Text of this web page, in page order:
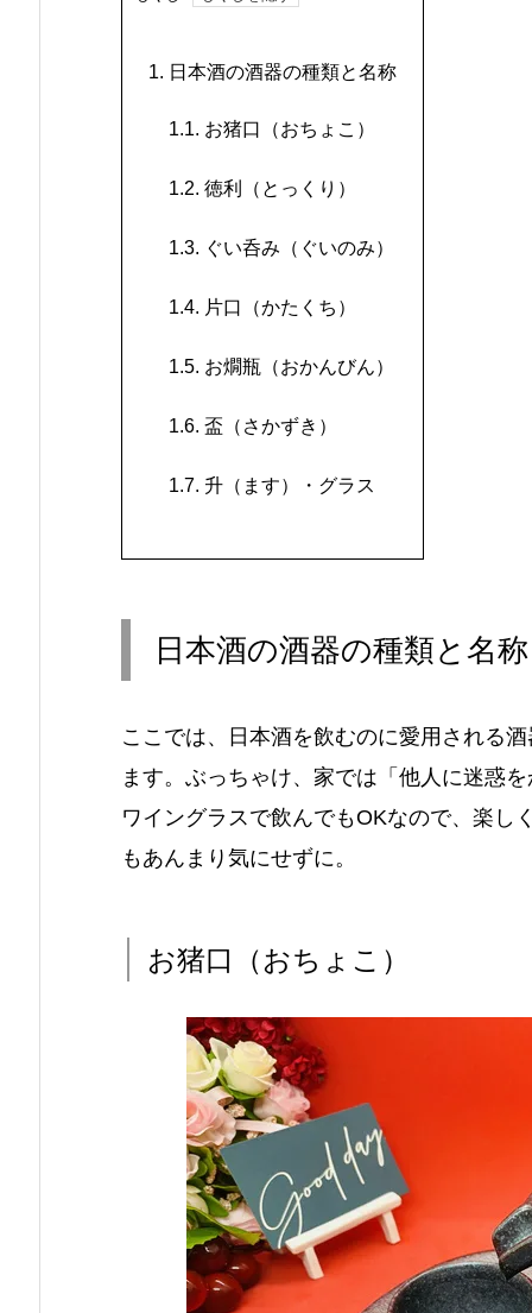
1. 日本酒の酒器の種類と名称
1.1. お猪口（おちょこ）
1.2. 徳利（とっくり）
1.3. ぐい呑み（ぐいのみ）
1.4. 片口（かたくち）
1.5. お燗瓶（おかんびん）
1.6. 盃（さかずき）
1.7. 升（ます）・グラス
日本酒の酒器の種類と名称
ここでは、日本酒を飲むのに愛用される
ます。ぶっちゃけ、家では「他人に迷惑
ワイングラスで飲んでもOKなので、楽し
もあんまり気にせずに。
お猪口（おちょこ）